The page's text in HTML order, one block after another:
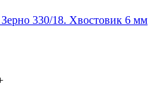
330/18. Хвостовик 6 мм